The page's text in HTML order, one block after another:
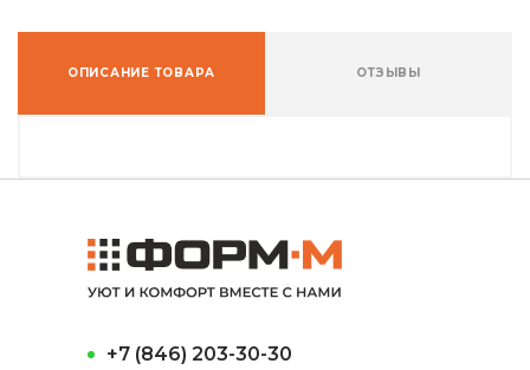
ОПИСАНИЕ ТОВАРА ОТЗЫВЫ
+7 (846) 203-30-30